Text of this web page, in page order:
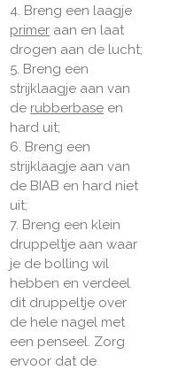
4. Breng een laagje
primer aan en laat
drogen aan de lucht;
5. Breng een
strijklaagje aan van
de rubberbase en
hard uit;
6. Breng een
strijklaagje aan van
de BIAB en hard niet
uit;
7. Breng een klein
druppeltje aan waar
je de bolling wil
hebben en verdeel
dit druppeltje over
de hele nagel met
een penseel. Zorg
ervoor dat de